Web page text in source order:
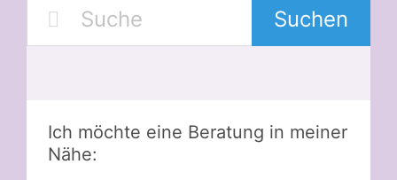
Suchen
Ich möchte eine Beratung in meiner
Nähe: